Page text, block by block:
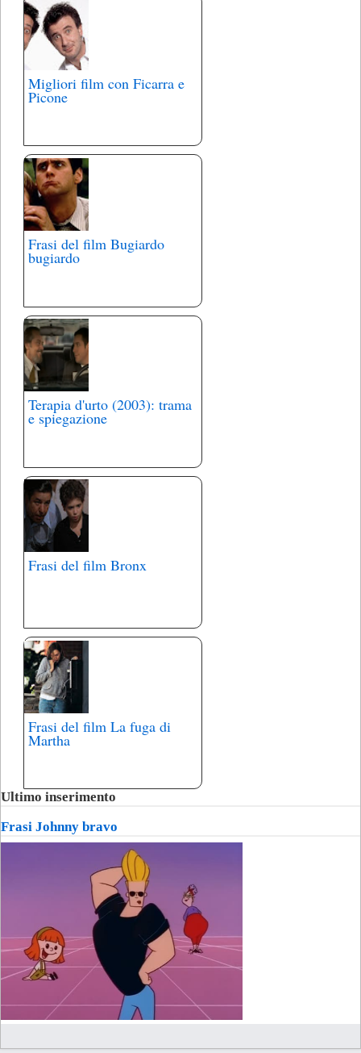
Migliori film con Ficarra e
Picone
Frasi del film Bugiardo
bugiardo
Terapia d'urto (2003): trama
e spiegazione
Frasi del film Bronx
Frasi del film La fuga di
Martha
Ultimo inserimento
Frasi Johnny bravo